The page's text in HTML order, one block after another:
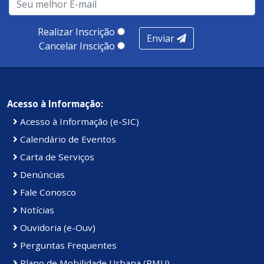
produtividade. Somados, todos as categorias totalizam
Kennedy.Realizar Inscrição
Cancelar Inscição
Enviar
Acesso à Informação:
Acesso à Informação (e-SIC)
Calendário de Eventos
Carta de Serviços
Denúncias
Fale Conosco
Notícias
Ouvidoria (e-Ouv)
Perguntas Frequentes